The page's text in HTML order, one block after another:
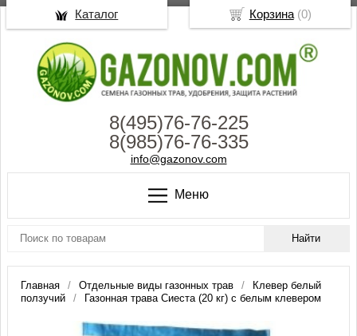
8(495)76-76-225
8(985)76-76-335
info@gazonov.com
Меню
Главная Отдельные виды газонных трав
Клевер белый
ползучий
Газонная трава Сиеста (20 кг) с белым клевером
Корзина(0)
Каталог